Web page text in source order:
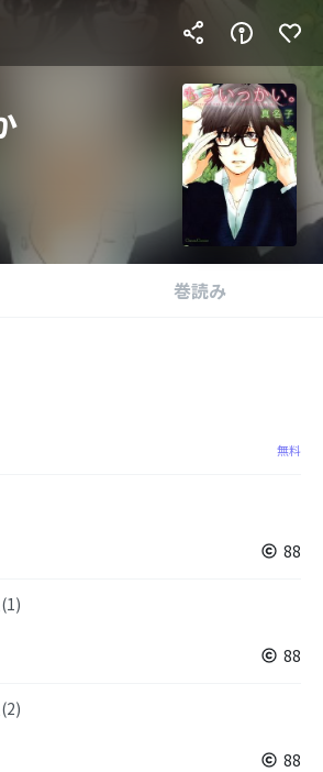
巻読み
無料
88
88
88